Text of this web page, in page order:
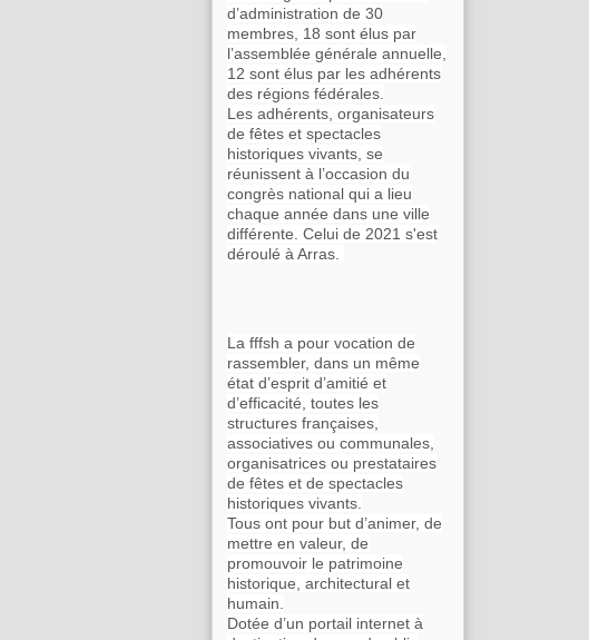
d’administration de 30
membres, 18 sont élus par
l’assemblée générale annuelle,
12 sont élus par les adhérents
des régions fédérales.
Les adhérents, organisateurs
de fêtes et spectacles
historiques vivants, se
réunissent à l’occasion du
congrès national qui a lieu
chaque année dans une ville
différente. Celui de 2021 s'est
déroulé à Arras.
La fffsh a pour vocation de
rassembler, dans un même
état d’esprit d’amitié et
d’efficacité, toutes les
structures françaises,
associatives ou communales,
organisatrices ou prestataires
de fêtes et de spectacles
historiques vivants.
Tous ont pour but d’animer, de
mettre en valeur, de
promouvoir le patrimoine
historique, architectural et
humain.
Dotée d’un portail internet à